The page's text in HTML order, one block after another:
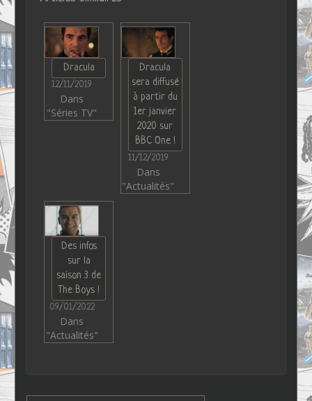
Dracula
12/11/2019
Dans
"Séries TV"
Dracula
sera diffusé
à partir du
1er janvier
2020 sur
BBC One !
11/12/2019
Dans
"Actualités"
Des infos
sur la
saison 3 de
The Boys !
09/01/2022
Dans
"Actualités"